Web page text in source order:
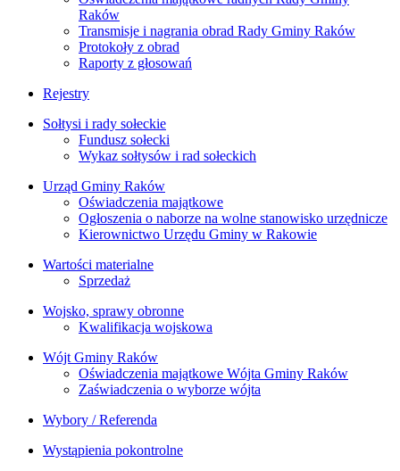
Raków
Transmisje i nagrania obrad Rady Gminy Raków
Protokoły z obrad
Raporty z głosowań
Rejestry
Sołtysi i rady sołeckie
Fundusz sołecki
Wykaz sołtysów i rad sołeckich
Urząd Gminy Raków
Oświadczenia majątkowe
Ogłoszenia o naborze na wolne stanowisko urzędnicze
Kierownictwo Urzędu Gminy w Rakowie
Wartości materialne
Sprzedaż
Wojsko, sprawy obronne
Kwalifikacja wojskowa
Wójt Gminy Raków
Oświadczenia majątkowe Wójta Gminy Raków
Zaświadczenia o wyborze wójta
Wybory / Referenda
Wystąpienia pokontrolne